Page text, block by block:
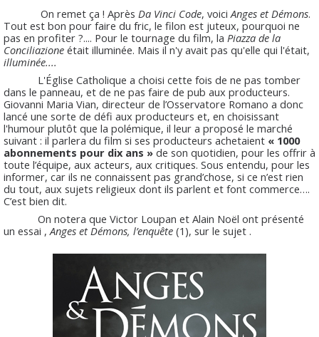
On remet ça ! Après Da Vinci Code, voici Anges et Démons.
Tout est bon pour faire du fric, le filon est juteux, pourquoi ne
pas en profiter ?.... Pour le tournage du film, la Piazza de la
Conciliazione était illuminée. Mais il n'y avait pas qu'elle qui l'était,
illuminée....
L'Église Catholique a choisi cette fois de ne pas tomber
dans le panneau, et de ne pas faire de pub aux producteurs.
Giovanni Maria Vian, directeur de l’Osservatore Romano a donc
lancé une sorte de défi aux producteurs et, en choisissant
l'humour plutôt que la polémique, il leur a proposé le marché
suivant : il parlera du film si ses producteurs achetaient « 1000
abonnements pour dix ans »de son quotidien, pour les offrir à
toute l’équipe, aux acteurs, aux critiques. Sous entendu, pour les
informer, car ils ne connaissent pas grand’chose, si ce n’est rien
du tout, aux sujets religieux dont ils parlent et font commerce….
C’est bien dit.
On notera que Victor Loupan et Alain Noël ont présenté
un essai , Anges et Démons, l’enquête (1), sur le sujet .